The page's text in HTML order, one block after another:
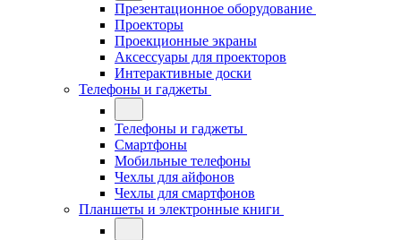
Презентационное оборудование
Проекторы
Проекционные экраны
Аксессуары для проекторов
Интерактивные доски
Телефоны и гаджеты
Телефоны и гаджеты
Смартфоны
Мобильные телефоны
Чехлы для айфонов
Чехлы для смартфонов
Планшеты и электронные книги